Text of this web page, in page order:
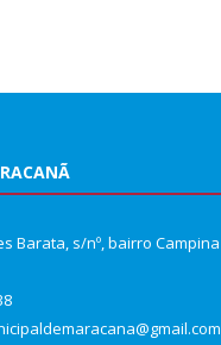
Barata, s/nº, bairro Campina